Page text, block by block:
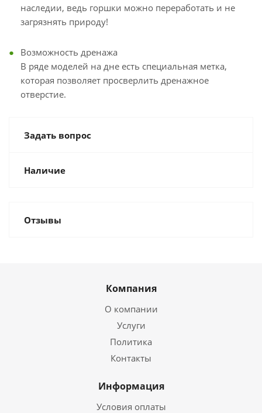
наследии, ведь горшки можно переработать и не
загрязнять природу!
Возможность дренажа
В ряде моделей на дне есть специальная метка,
которая позволяет просверлить дренажное
отверстие.
Задать вопрос
Наличие
Отзывы
Компания
О компании
Услуги
Политика
Контакты
Информация
Условия оплаты